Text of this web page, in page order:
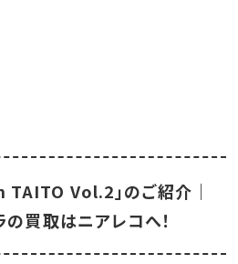
Vol.2」のご紹介｜
の買取はニアレコへ！